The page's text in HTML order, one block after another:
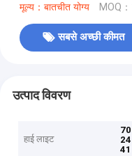
मूल्य：बातचीत योग्य MOQ
सबसे अच्छी कीमत
उत्पाद विवरण
हाई लाइट
70
41